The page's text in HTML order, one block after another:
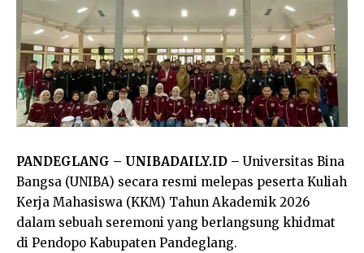
PANDEGLANG – UNIBADAILY.ID – Universitas Bina
Bangsa (UNIBA) secara resmi melepas peserta Kuliah
Kerja Mahasiswa (KKM) Tahun Akademik 2026
dalam sebuah seremoni yang berlangsung khidmat
di Pendopo Kabupaten Pandeglang.